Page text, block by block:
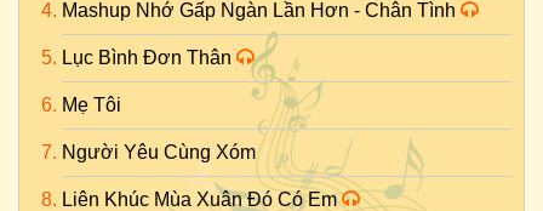
Mashup Nhớ Gấp Ngàn Lần Hơn - Chân Tình
Lục Bình Đơn Thân
Mẹ Tôi
Người Yêu Cùng Xóm
Liên Khúc Mùa Xuân Đó Có Em